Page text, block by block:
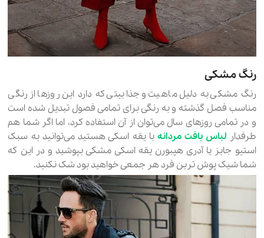
رنگ مشکی
رنگ مشکی به دلیل ماهیت و جذابیتی که دارد این روزها از رنگی
مناسب فصل گذشته و به رنگی برای تمامی فصول تبدیل شده است
و در تمامی روزهای سال می‌توان از آن استفاده کرد، اما اگر شما هم
طرفدار لباس بافت مردانه با یقه اسکی هستید می‌توانید به سبک
استیو جابز یا آدری هپبورن یقه اسکی مشکی بپوشید و در این که
شما شیک پوش ترین فرد هر جمعی خواهید بود شک نکنید.